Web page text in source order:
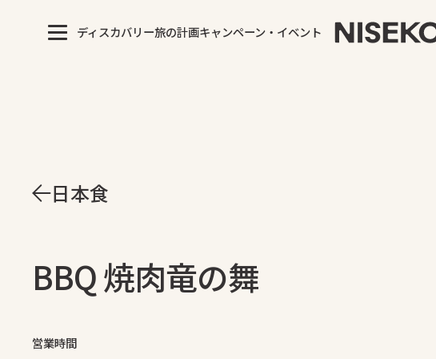
ディスカバリー旅の計画キャンペーン・イベント
日本食
BBQ 焼肉竜の舞
営業時間